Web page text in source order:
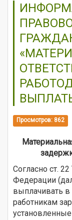
Просмотров: 862
Согласно ст.
Федерации
выплачивать
работникам